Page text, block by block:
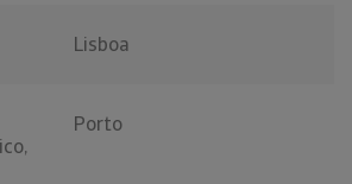
Lisboa
Porto